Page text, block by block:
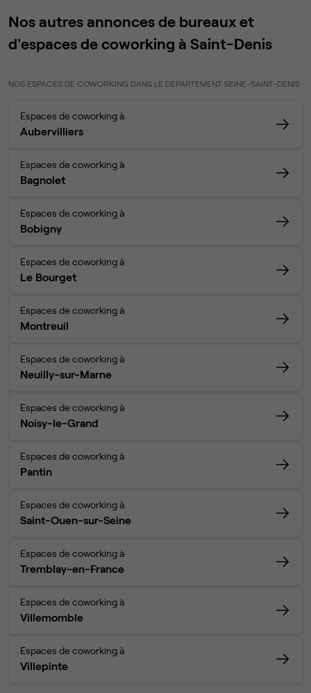
Nos autres annonces de bureaux et
d'espaces de coworking à Saint-Denis
NOS ESPACES DE COWORKING DANS LE DÉPARTEMENT SEINE-SAINT-DENIS
Espaces de coworking à
Aubervilliers
Espaces de coworking à
Bagnolet
Espaces de coworking à
Bobigny
Espaces de coworking à
Le Bourget
Espaces de coworking à
Montreuil
Espaces de coworking à
Neuilly-sur-Marne
Espaces de coworking à
Noisy-le-Grand
Espaces de coworking à
Pantin
Espaces de coworking à
Saint-Ouen-sur-Seine
Espaces de coworking à
Tremblay-en-France
Espaces de coworking à
Villemomble
Espaces de coworking à
Villepinte